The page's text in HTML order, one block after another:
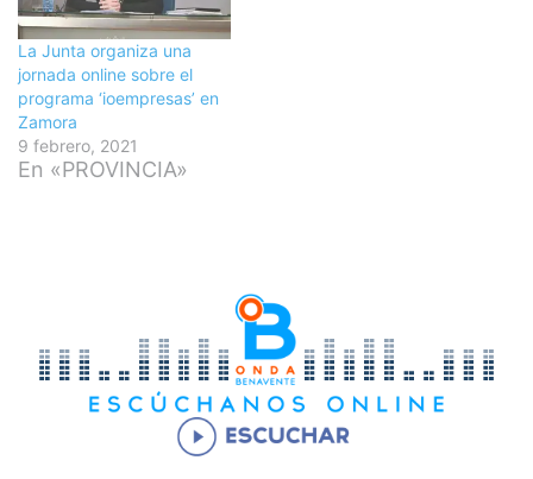
La Junta organiza una
jornada online sobre el
programa ‘ioempresas’ en
Zamora
9 febrero, 2021
En «PROVINCIA»